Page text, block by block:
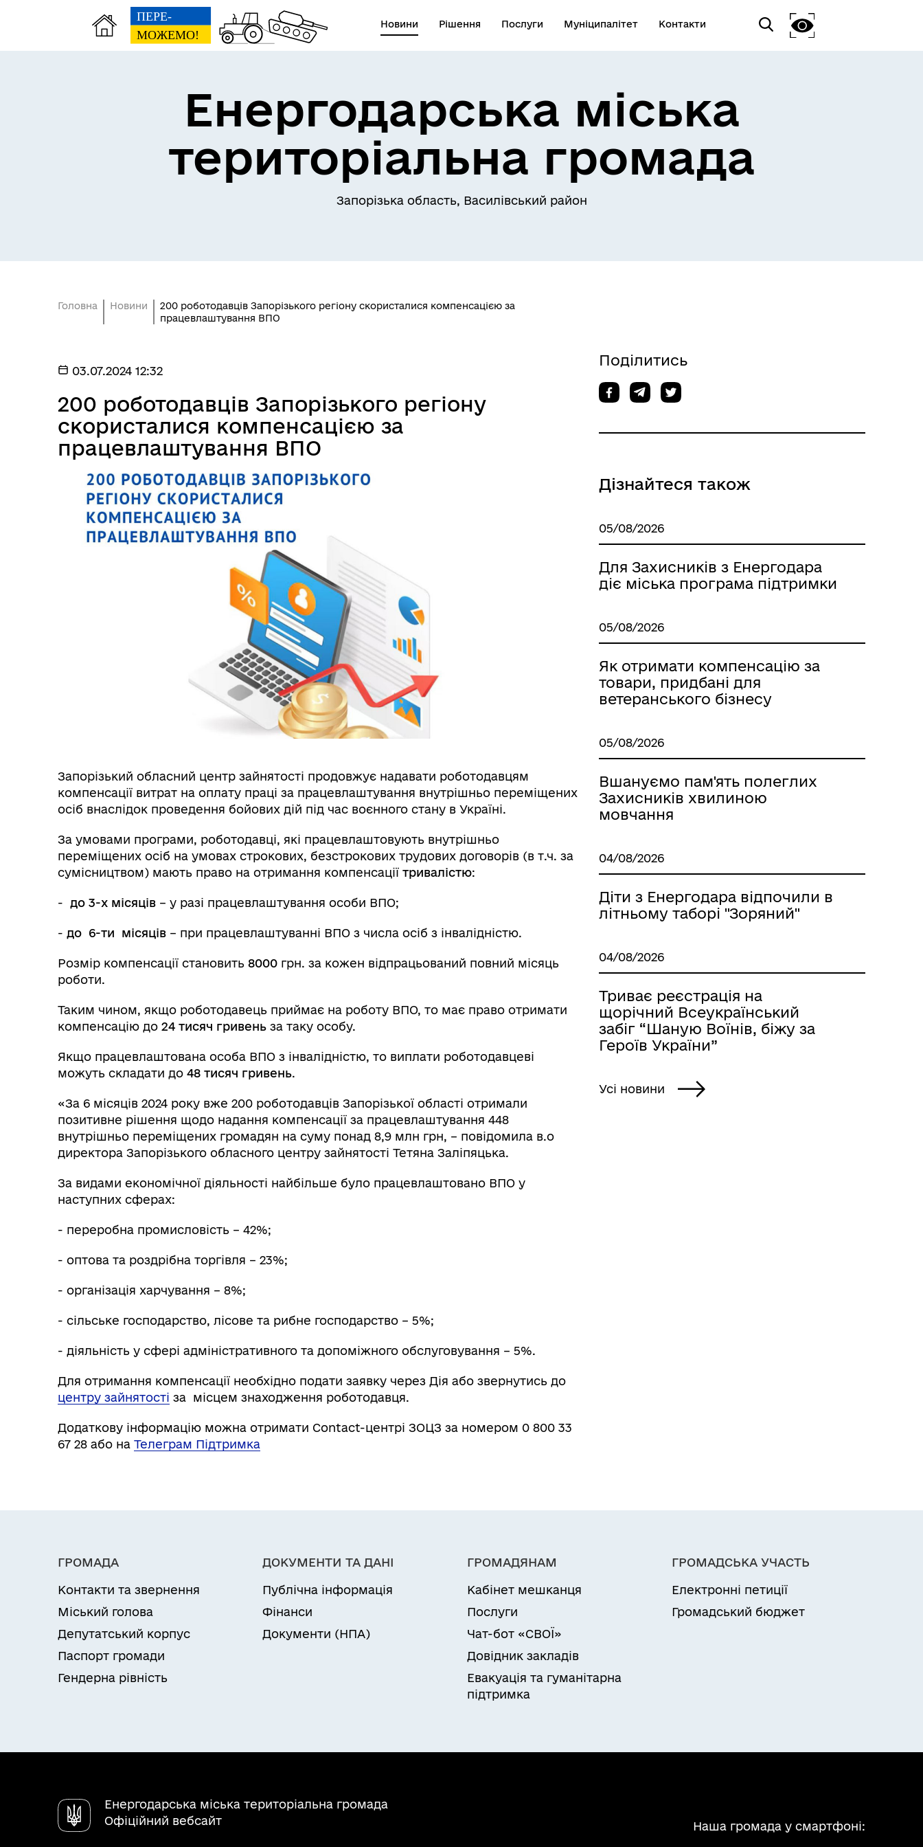
Новини Рішення Послуги Муніципалітет Контакти
Енергодарська міська
територіальна громада
Запорізька область, Василівський район
Головна Новини
200 роботодавців Запорізького регіону скористалися компенсацією за
працевлаштування ВПО
03.07.2024 12:32
200 роботодавців Запорізького регіону
скористалися компенсацією за
працевлаштування ВПО
Запорізький обласний центр зайнятості продовжує надавати роботодавцям
компенсації витрат на оплату праці за працевлаштування внутрішньо переміщених
осіб внаслідок проведення бойових дій під час воєнного стану в Україні.
За умовами програми, роботодавці, які працевлаштовують внутрішньо
переміщених осіб на умовах строкових, безстрокових трудових договорів (в т.ч. за
сумісництвом) мають право на отримання компенсації тривалістю:
- до 3-х місяців – у разі працевлаштування особи ВПО;
- до 6-ти місяців – при працевлаштуванні ВПО з числа осіб з інвалідністю.
Розмір компенсації становить 8000 грн. за кожен відпрацьований повний місяць
роботи.
Таким чином, якщо роботодавець приймає на роботу ВПО, то має право отримати
компенсацію до 24 тисяч гривень за таку особу.
Якщо працевлаштована особа ВПО з інвалідністю, то виплати роботодавцеві
можуть складати до 48 тисяч гривень.
«За 6 місяців 2024 року вже 200 роботодавців Запорізької області отримали
позитивне рішення щодо надання компенсації за працевлаштування 448
внутрішньо переміщених громадян на суму понад 8,9 млн грн, – повідомила в.о
директора Запорізького обласного центру зайнятості Тетяна Заліпяцька.
За видами економічної діяльності найбільше було працевлаштовано ВПО у
наступних сферах:
- переробна промисловість – 42%;
- оптова та роздрібна торгівля – 23%;
- організація харчування – 8%;
- сільське господарство, лісове та рибне господарство – 5%;
- діяльність у сфері адміністративного та допоміжного обслуговування – 5%.
Для отримання компенсації необхідно подати заявку через Дія або звернутись до
центру зайнятості за місцем знаходження роботодавця.
Додаткову інформацію можна отримати Contact-центрі ЗОЦЗ за номером 0 800 33
67 28 або на Телеграм Підтримка
Поділитись
Дізнайтеся також
05/08/2026
Для Захисників з Енергодара
діє міська програма підтримки
05/08/2026
Як отримати компенсацію за
товари, придбані для
ветеранського бізнесу
05/08/2026
Вшануємо пам'ять полеглих
Захисників хвилиною
мовчання
04/08/2026
Діти з Енергодара відпочили в
літньому таборі "Зоряний"
04/08/2026
Триває реєстрація на
щорічний Всеукраїнський
забіг “Шаную Воїнів, біжу за
Героїв України”
Усі новини
ГРОМАДА
Контакти та звернення
Міський голова
Депутатський корпус
Паспорт громади
Гендерна рівність
ДОКУМЕНТИ ТА ДАНІ
Публічна інформація
Фінанси
Документи (НПА)
ГРОМАДЯНАМ
Кабінет мешканця
Послуги
Чат-бот «СВОЇ»
Довідник закладів
Евакуація та гуманітарна
підтримка
ГРОМАДСЬКА УЧАСТЬ
Електронні петиції
Громадський бюджет
Енергодарська міська територіальна громада
Офіційний вебсайт
Наша громада у смартфоні: